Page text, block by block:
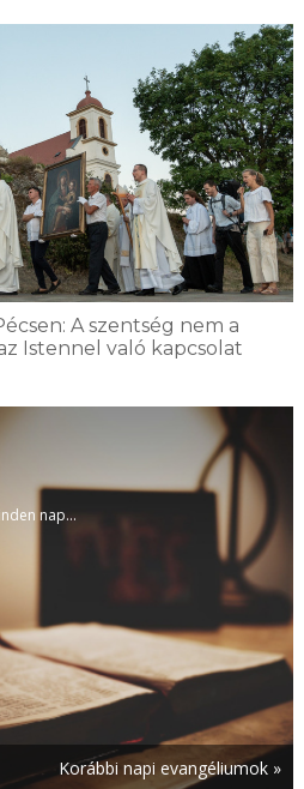
A szentség nem a
Istennel való kapcsolat
nap...
Korábbi napi evangéliumok »